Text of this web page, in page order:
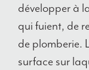
développer à
qui fuient, de
de plomberie.
surface sur